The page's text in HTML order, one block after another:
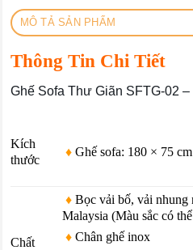
MÔ TẢ SẢN PHẨM
Thông Tin Chi Tiết
Ghế Sofa Thư Giãn SFTG-02
Kích
thước
♦Ghế sofa: 180 × 75 cm
Chất
♦ Bọc vải bố, vải nhung
Malaysia (Màu sắc có
♦ Chân ghế inox